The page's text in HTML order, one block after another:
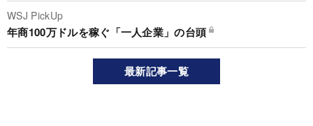
WSJ PickUp
年商100万ドルを稼ぐ「一人企業」の台頭
最新記事一覧